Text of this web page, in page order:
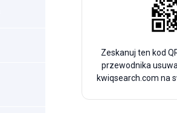
Zeskanuj ten kod
przewodnika
kwiqsearch.com na